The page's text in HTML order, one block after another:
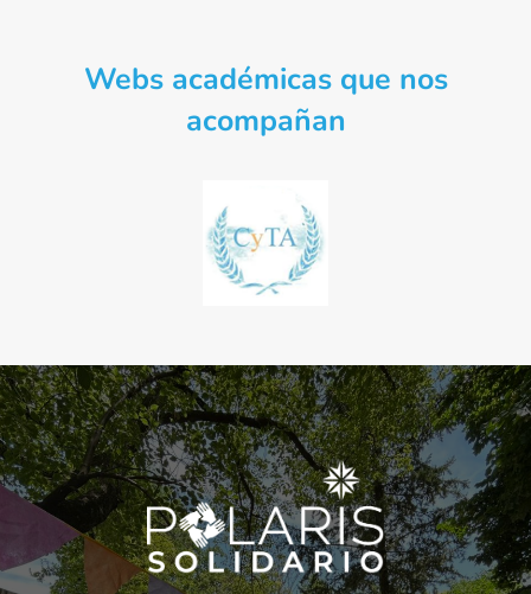
Webs académicas que nos
acompañan